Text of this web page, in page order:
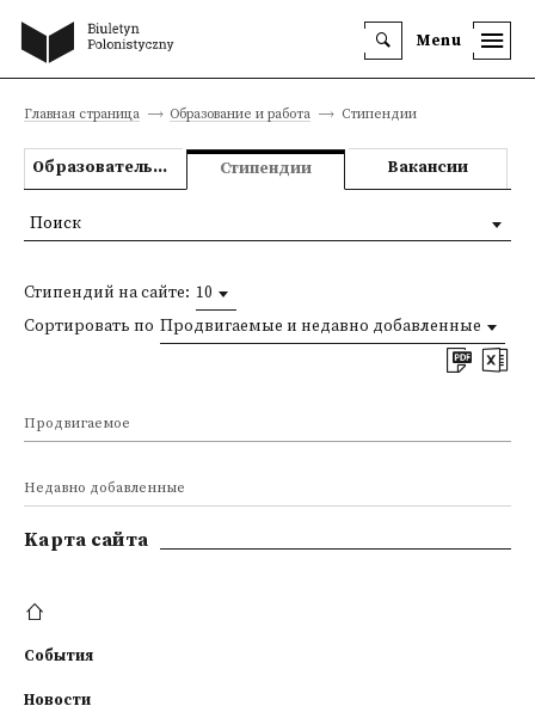
Menu
Главная страница Образование и работа Стипендии
Образовательные предложения Стипендии Вакансии
Стипендий на сайте: 10
Сортировать по Продвигаемые и недавно добавленные
Продвигаемое
Недавно добавленные
Поиск
Kарта сайта
События
Новости